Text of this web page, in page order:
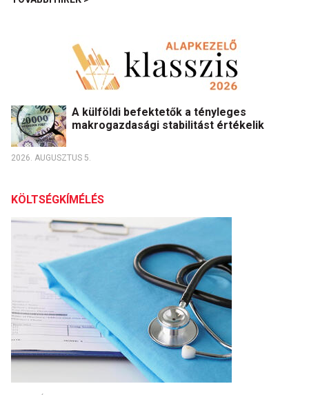
A külföldi befektetők a tényleges
makrogazdasági stabilitást értékelik
2026. AUGUSZTUS 5.
KÖLTSÉGKÍMÉLÉS